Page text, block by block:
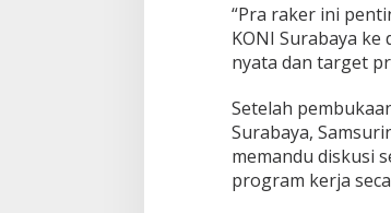
2
9
“Pra raker ini
KONI Surabaya
nyata dan target
Setelah
Surabaya,
memandu diskusi
program kerja